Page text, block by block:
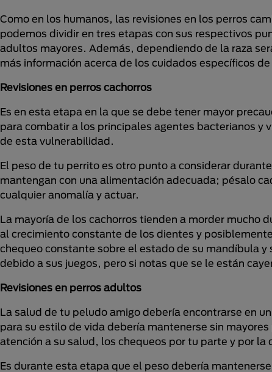
Como en los humanos, las revisiones en los perros
podemos dividir en tres etapas con sus respectivos
adultos mayores. Además, dependiendo de la raza
más información acerca de los cuidados específicos
Revisiones en perros cachorros
Es en esta etapa en la que se debe tener mayor
para combatir a los principales agentes bacterianos
de esta vulnerabilidad.
El peso de tu perrito es otro punto a considerar
mantengan con una alimentación adecuada; pésalo
cualquier anomalía y actuar.
La mayoría de los cachorros tienden a morder mucho
al crecimiento constante de los dientes y
chequeo constante sobre el estado de su mandíbula
debido a sus juegos, pero si notas que se le están
Revisiones en perros adultos
La salud de tu peludo amigo debería encontrarse en
para su estilo de vida debería mantenerse sin
atención a su salud, los chequeos por tu parte y por
Es durante esta etapa que el peso debería